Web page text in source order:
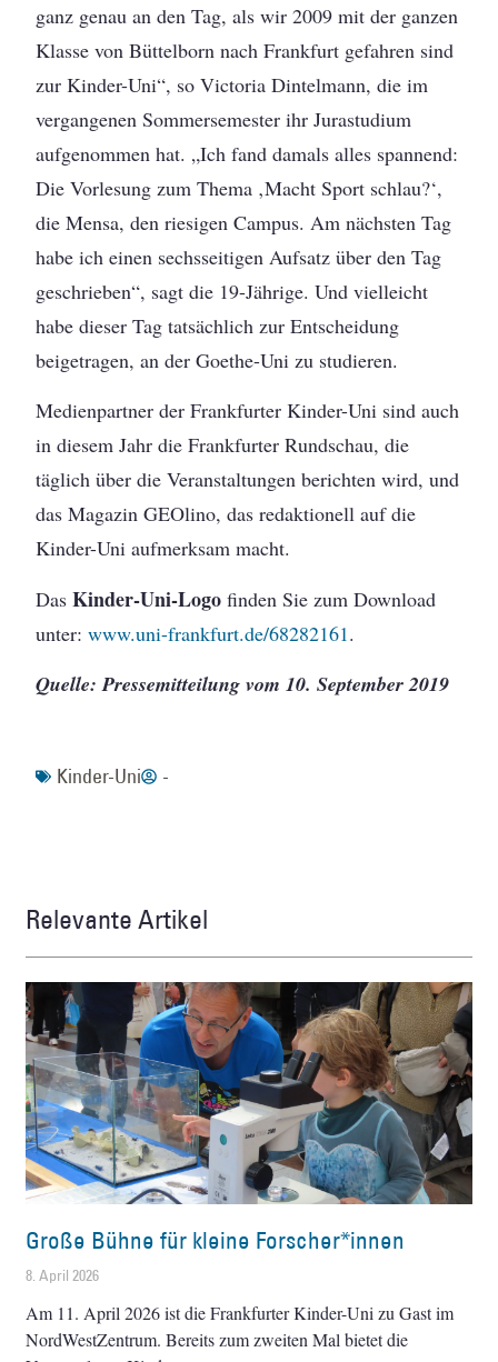
ganz genau an den Tag, als wir 2009 mit der ganzen
Klasse von Büttelborn nach Frankfurt gefahren sind
zur Kinder-Uni“, so Victoria Dintelmann, die im
vergangenen Sommersemester ihr Jurastudium
aufgenommen hat. „Ich fand damals alles spannend:
Die Vorlesung zum Thema ‚Macht Sport schlau?‘,
die Mensa, den riesigen Campus. Am nächsten Tag
habe ich einen sechsseitigen Aufsatz über den Tag
geschrieben“, sagt die 19-Jährige. Und vielleicht
habe dieser Tag tatsächlich zur Entscheidung
beigetragen, an der Goethe-Uni zu studieren.
Medienpartner der Frankfurter Kinder-Uni sind auch
in diesem Jahr die Frankfurter Rundschau, die
täglich über die Veranstaltungen berichten wird, und
das Magazin GEOlino, das redaktionell auf die
Kinder-Uni aufmerksam macht.
DasKinder-Uni-Logo finden Sie zum Download
unter:www.uni-frankfurt.de/68282161.
Quelle: Pressemitteilung vom 10. September 2019
Kinder-Uni -
Relevante Artikel
Große Bühne für kleine Forscher*innen
8. April 2026
Am 11. April 2026 ist die Frankfurter Kinder-Uni zu Gast im
NordWestZentrum. Bereits zum zweiten Mal bietet die